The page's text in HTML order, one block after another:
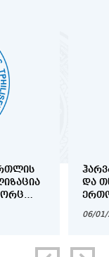
ᲓᲐ
06/